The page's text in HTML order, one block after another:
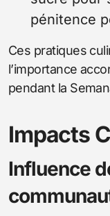
pénitence
Ces pratiques
l’importance
pendant la
Impacts
Influence